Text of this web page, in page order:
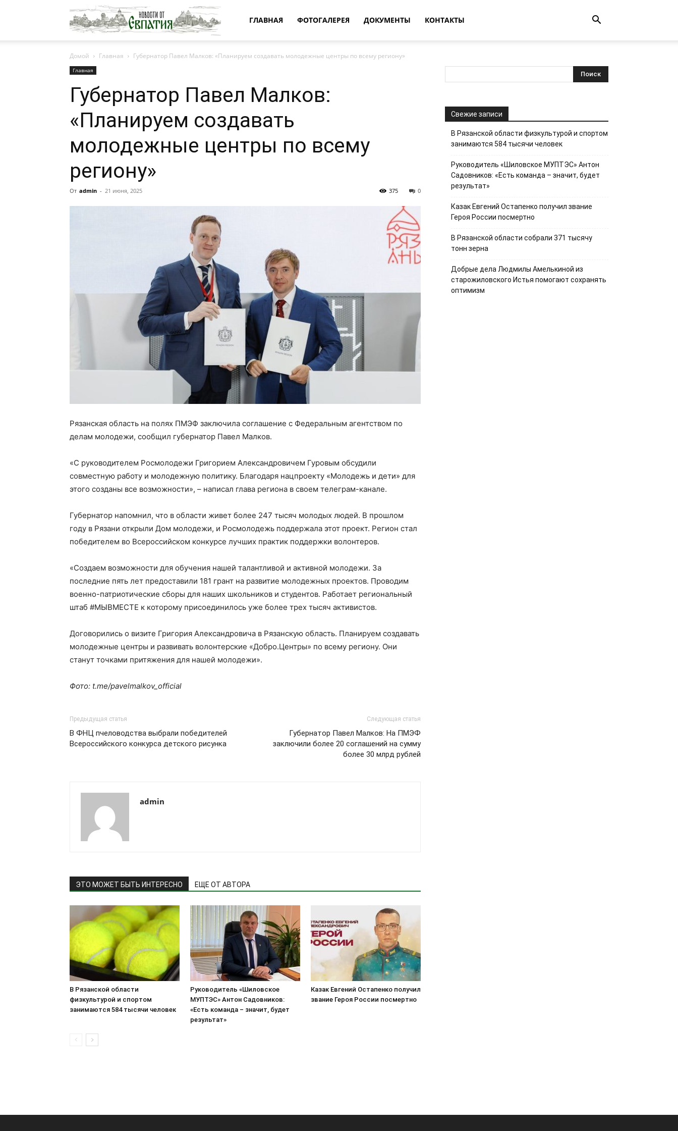
Новости
от
Евпатия
ГЛАВНАЯ ФОТОГАЛЕРЕЯ ДОКУМЕНТЫ КОНТАКТЫ
Домой Главная Губернатор Павел Малков: «Планируем создавать молодежные центры по всему региону»
Главная
Губернатор Павел Малков:
«Планируем создавать
молодежные центры по всему
региону»
От admin - 21 июня, 2025 0
375
Рязанская область на полях ПМЭФ заключила соглашение с Федеральным агентством по
делам молодежи, сообщил губернатор Павел Малков.
«С руководителем Росмолодежи Григорием Александровичем Гуровым обсудили
совместную работу и молодежную политику. Благодаря нацпроекту «Молодежь и дети» для
этого созданы все возможности», – написал глава региона в своем телеграм-канале.
Губернатор напомнил, что в области живет более 247 тысяч молодых людей. В прошлом
году в Рязани открыли Дом молодежи, и Росмолодежь поддержала этот проект. Регион стал
победителем во Всероссийском конкурсе лучших практик поддержки волонтеров.
«Создаем возможности для обучения нашей талантливой и активной молодежи. За
последние пять лет предоставили 181 грант на развитие молодежных проектов. Проводим
военно-патриотические сборы для наших школьников и студентов. Работает региональный
штаб #МЫВМЕСТЕ к которому присоединилось уже более трех тысяч активистов.
Договорились о визите Григория Александровича в Рязанскую область. Планируем создавать
молодежные центры и развивать волонтерские «Добро.Центры» по всему региону. Они
станут точками притяжения для нашей молодежи».
Фото: t.me/pavelmalkov_official
Предыдущая статья
В ФНЦ пчеловодства выбрали победителей
Всероссийского конкурса детского рисунка
Следующая статья
Губернатор Павел Малков: На ПМЭФ
заключили более 20 соглашений на сумму
более 30 млрд рублей
admin
ЭТО МОЖЕТ БЫТЬ ИНТЕРЕСНО ЕЩЕ ОТ АВТОРА
В Рязанской области
физкультурой и спортом
занимаются 584 тысячи человек
Руководитель «Шиловское
МУПТЭС» Антон Садовников:
«Есть команда – значит, будет
результат»
Казак Евгений Остапенко получил
звание Героя России посмертно
Свежие записи
В Рязанской области физкультурой и спортом
занимаются 584 тысячи человек
Руководитель «Шиловское МУПТЭС» Антон
Садовников: «Есть команда – значит, будет
результат»
Казак Евгений Остапенко получил звание
Героя России посмертно
В Рязанской области собрали 371 тысячу
тонн зерна
Добрые дела Людмилы Амелькиной из
старожиловского Истья помогают сохранять
оптимизм